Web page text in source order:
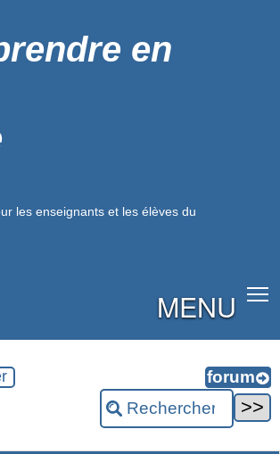
en
les enseignants et les élèves du
MENU